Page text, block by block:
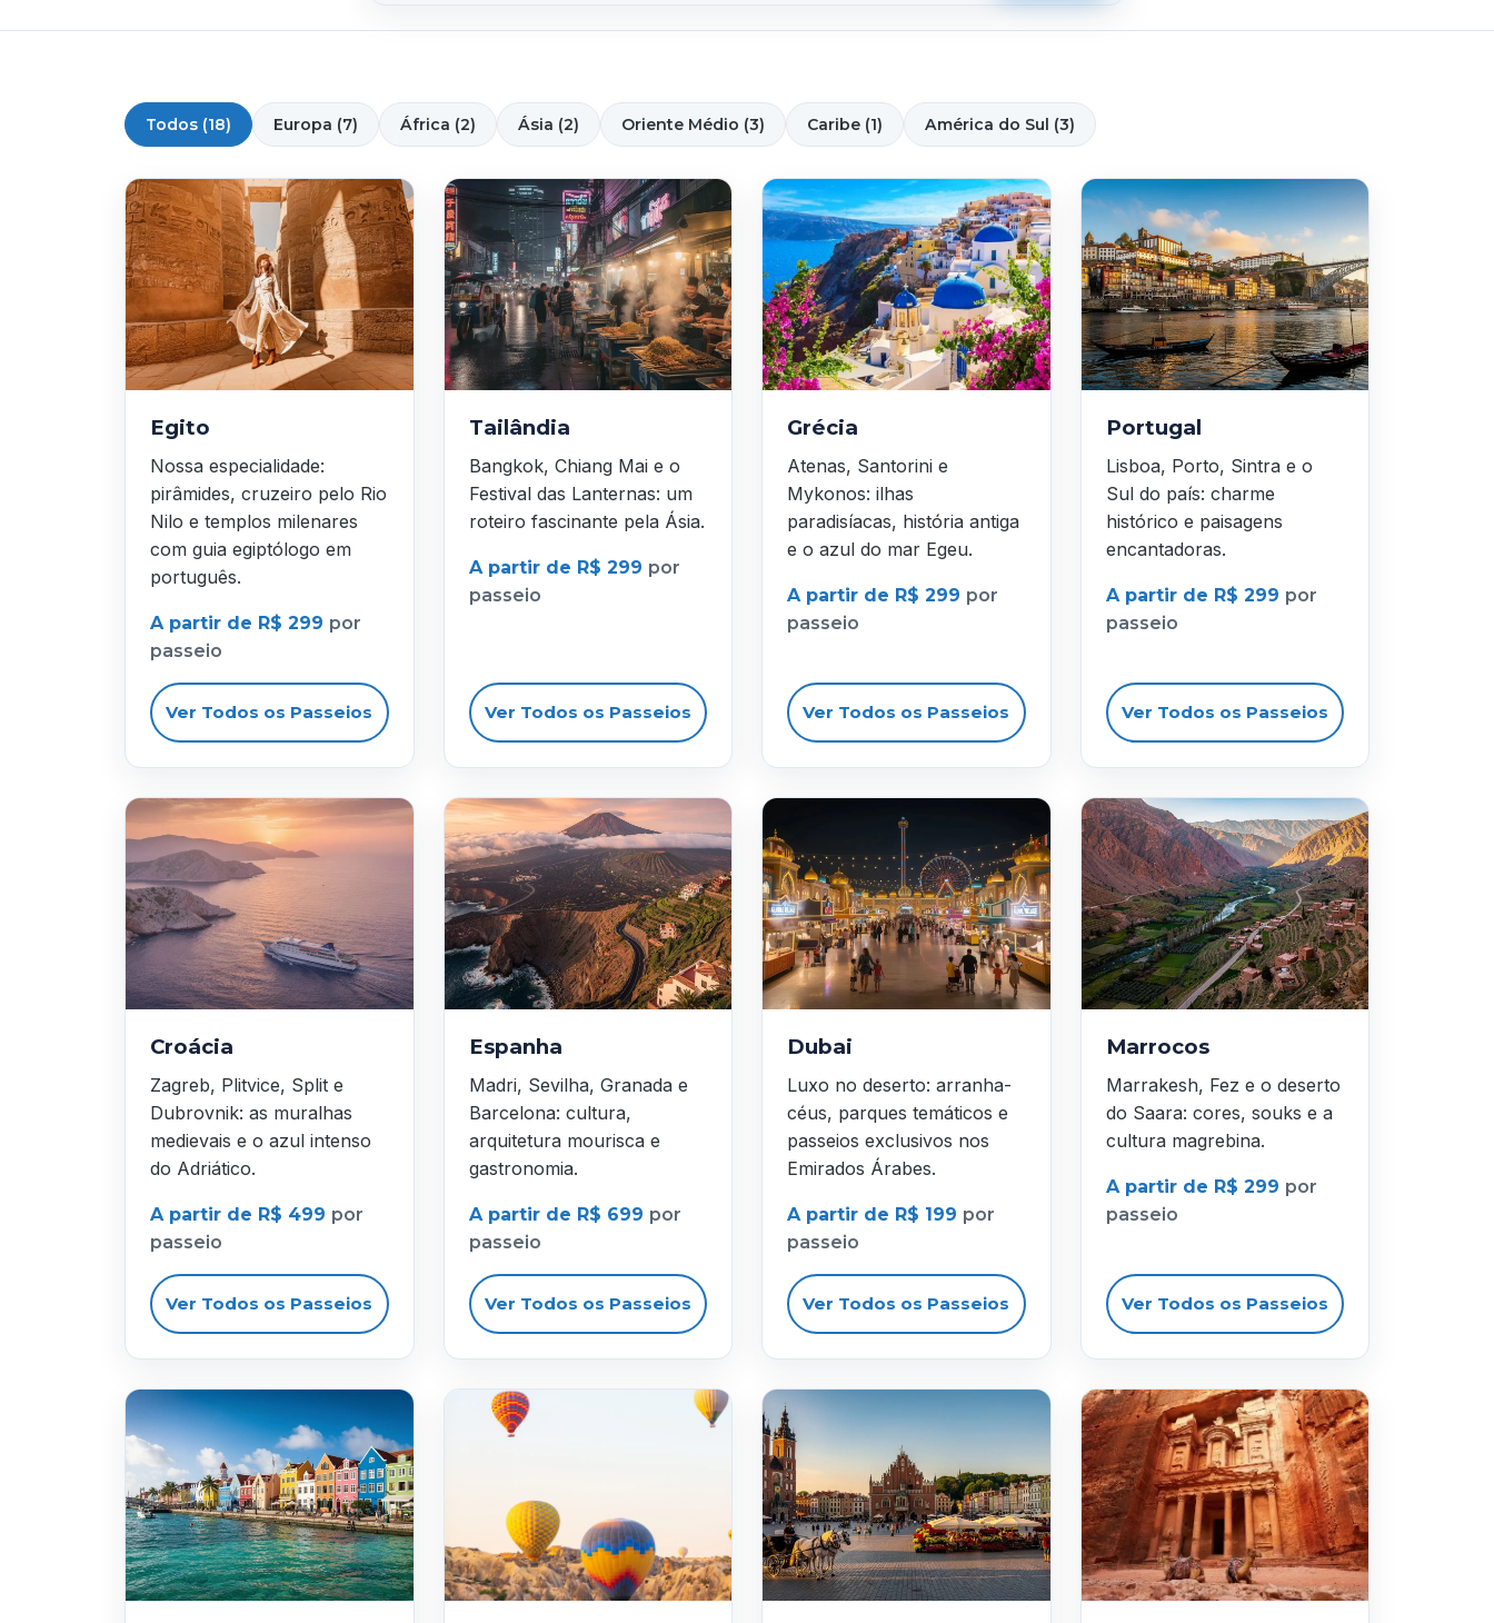
Todos (18) Europa (7) África (2) Ásia (2) Oriente Médio (3) Caribe (1) América do Sul (3)
Egito
Nossa especialidade:
pirâmides, cruzeiro pelo Rio
Nilo e templos milenares
com guia egiptólogo em
português.
A partir de R$ 299 por
passeio
Ver Todos os Passeios
Tailândia
Bangkok, Chiang Mai e o
Festival das Lanternas: um
roteiro fascinante pela Ásia.
A partir de R$ 299 por
passeio
Ver Todos os Passeios
Grécia
Atenas, Santorini e
Mykonos: ilhas
paradisíacas, história antiga
e o azul do mar Egeu.
A partir de R$ 299 por
passeio
Ver Todos os Passeios
Portugal
Lisboa, Porto, Sintra e o
Sul do país: charme
histórico e paisagens
encantadoras.
A partir de R$ 299 por
passeio
Ver Todos os Passeios
Croácia
Zagreb, Plitvice, Split e
Dubrovnik: as muralhas
medievais e o azul intenso
do Adriático.
A partir de R$ 499 por
passeio
Ver Todos os Passeios
Espanha
Madri, Sevilha, Granada e
Barcelona: cultura,
arquitetura mourisca e
gastronomia.
A partir de R$ 699 por
passeio
Ver Todos os Passeios
Dubai
Luxo no deserto: arranha-
céus, parques temáticos e
passeios exclusivos nos
Emirados Árabes.
A partir de R$ 199 por
passeio
Ver Todos os Passeios
Marrocos
Marrakesh, Fez e o deserto
do Saara: cores, souks e a
cultura magrebina.
A partir de R$ 299 por
passeio
Ver Todos os Passeios